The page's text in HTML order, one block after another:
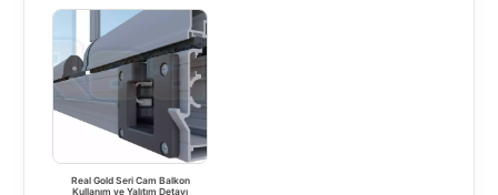
Real Gold Seri Cam Balkon
Kullanım ve Yalıtım Detayı